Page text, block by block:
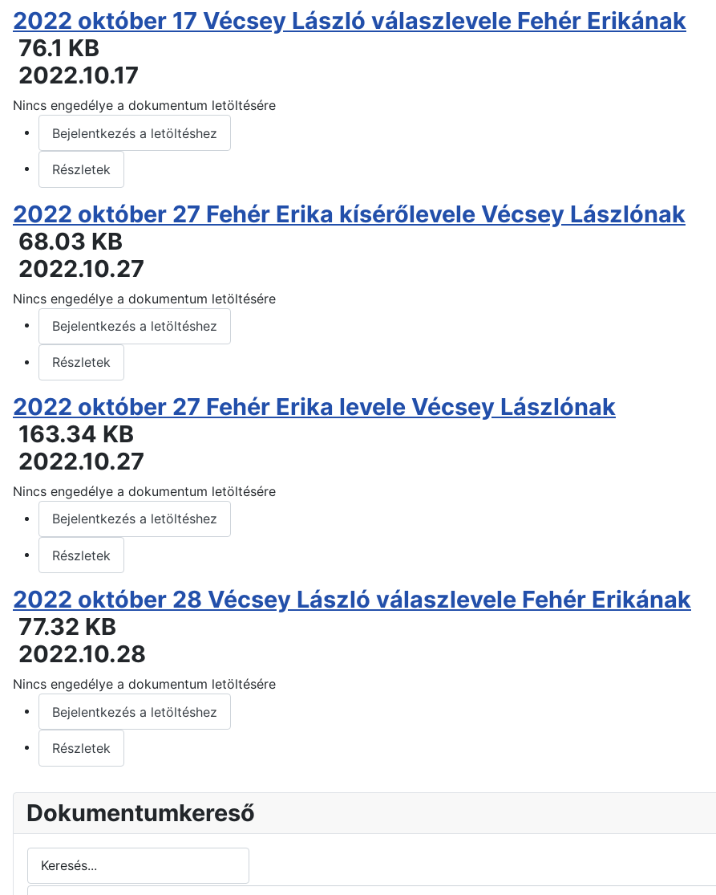
2022 október 17 Vécsey László válaszlevele Fehér Erikának
76.1 KB
2022.10.17
Nincs engedélye a dokumentum letöltésére
Bejelentkezés a letöltéshez
Részletek
2022 október 27 Fehér Erika kísérőlevele Vécsey Lászlónak
68.03 KB
2022.10.27
Nincs engedélye a dokumentum letöltésére
Bejelentkezés a letöltéshez
Részletek
2022 október 27 Fehér Erika levele Vécsey Lászlónak
163.34 KB
2022.10.27
Nincs engedélye a dokumentum letöltésére
Bejelentkezés a letöltéshez
Részletek
2022 október 28 Vécsey László válaszlevele Fehér Erikának
77.32 KB
2022.10.28
Nincs engedélye a dokumentum letöltésére
Bejelentkezés a letöltéshez
Részletek
Dokumentumkereső